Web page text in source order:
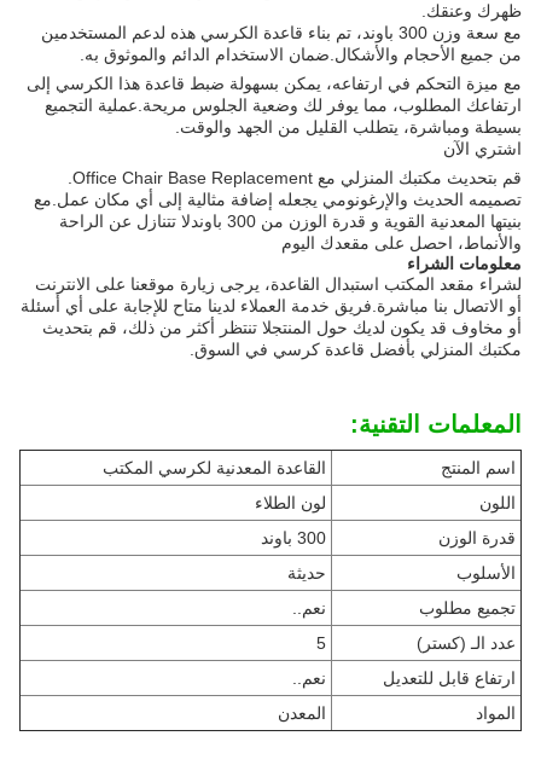
ظهرك وعنقك.
مع سعة وزن 300 باوند، تم بناء قاعدة الكرسي هذه لدعم المستخدمين
من جميع الأحجام والأشكال.ضمان الاستخدام الدائم والموثوق به.
مع ميزة التحكم في ارتفاعه، يمكن بسهولة ضبط قاعدة هذا الكرسي إلى
ارتفاعك المطلوب، مما يوفر لك وضعية الجلوس مريحة.عملية التجميع
بسيطة ومباشرة، يتطلب القليل من الجهد والوقت.
اشتري الآن
تصميمه الحديث والإرغونومي يجعله إضافة مثالية إلى أي مكان عمل.مع
بنيتها المعدنية القوية و قدرة الوزن من 300 باوندلا تتنازل عن الراحة
والأنماط، احصل على مقعدك اليوم
معلومات الشراء
لشراء مقعد المكتب استبدال القاعدة، يرجى زيارة موقعنا على الانترنت
أو الاتصال بنا مباشرة.فريق خدمة العملاء لدينا متاح للإجابة على أي أسئلة
أو مخاوف قد يكون لديك حول المنتجلا تنتظر أكثر من ذلك، قم بتحديث
مكتبك المنزلي بأفضل قاعدة كرسي في السوق.
المعلمات التقنية:
اسم المنتج
القاعدة المعدنية لكرسي المكتب
اللون
لون الطلاء
قدرة الوزن
300 باوند
الأسلوب
حديثة
تجميع مطلوب
نعم..
عدد الـ (كستر)
5
ارتفاع قابل للتعديل
نعم..
المواد
المعدن